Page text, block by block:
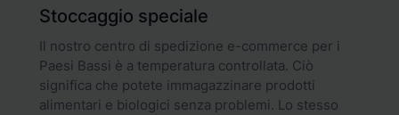
Stoccaggio speciale
Il nostro centro di spedizione e-commerce per i
Paesi Bassi è a temperatura controllata. Ciò
significa che potete immagazzinare prodotti
alimentari e biologici senza problemi. Lo stesso